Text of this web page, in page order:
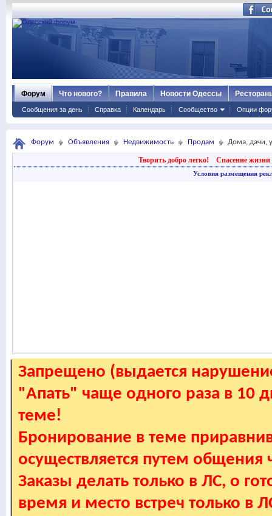
Форум
Сообщения за день Справка Календарь Сообщество Опции
Что нового? Правила Новости Одессы
Форум Объявления Недвижимость Продам Дома, дачи,
Творить добро легко! Спасение жизни
Условия размещения
Запрещено (выдается
"Апать" чаще одного раза в 10
теме!
Бронирование в теме
осуществляется путем
Заказы делать только в ЛС, о
время и место встреч только в